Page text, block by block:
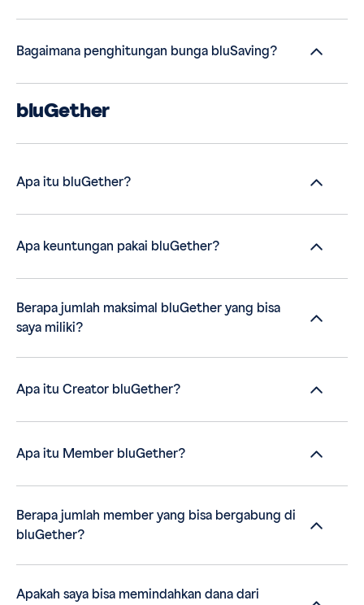
Bagaimana penghitungan bunga bluSaving?
bluGether
Apa itu bluGether?
Apa keuntungan pakai bluGether?
Berapa jumlah maksimal bluGether yang bisa
saya miliki?
Apa itu Creator bluGether?
Apa itu Member bluGether?
Berapa jumlah member yang bisa bergabung di
bluGether?
Apakah saya bisa memindahkan dana dari